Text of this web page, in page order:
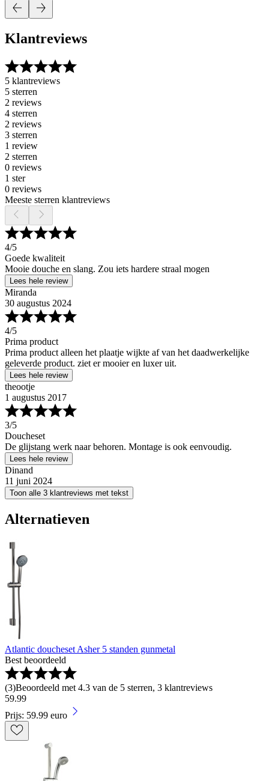
Klantreviews
5 klantreviews
5 sterren
2 reviews
4 sterren
2 reviews
3 sterren
1 review
2 sterren
0 reviews
1 ster
0 reviews
Meeste sterren klantreviews
4/5
Goede kwaliteit
Mooie douche en slang. Zou iets hardere straal mogen
Lees hele review
Miranda
30 augustus 2024
4/5
Prima product
Prima product alleen het plaatje wijkte af van het daadwerkelijke
geleverde product. ziet er mooier en luxer uit.
Lees hele review
theootje
1 augustus 2017
3/5
Doucheset
De glijstang werk naar behoren. Montage is ook eenvoudig.
Lees hele review
Dinand
11 juni 2024
Toon alle 3 klantreviews met tekst
Alternatieven
Atlantic doucheset Asher 5 standen gunmetal
Best beoordeeld
(3)Beoordeeld met 4.3 van de 5 sterren, 3 klantreviews
59.99
Prijs: 59.99 euro